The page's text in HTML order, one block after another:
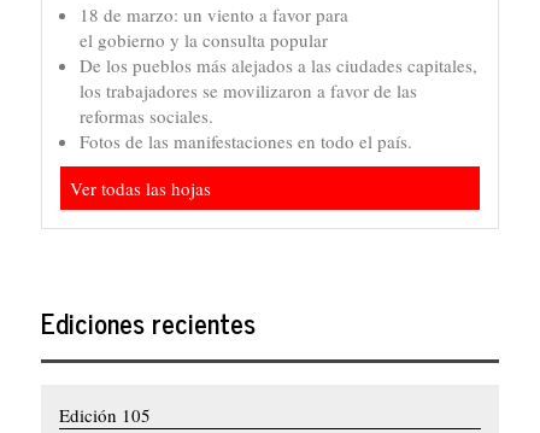
18 de marzo: un viento a favor para
el gobierno y la consulta popular
De los pueblos más alejados a las ciudades capitales,
los trabajadores se movilizaron a favor de las
reformas sociales.
Fotos de las manifestaciones en todo el país.
Ver todas las hojas
Ediciones recientes
Edición 105